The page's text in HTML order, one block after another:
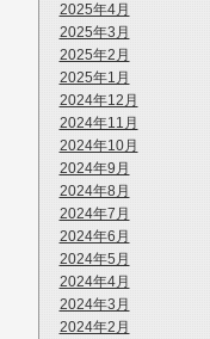
2025年4月
2025年3月
2025年2月
2025年1月
2024年12月
2024年11月
2024年10月
2024年9月
2024年8月
2024年7月
2024年6月
2024年5月
2024年4月
2024年3月
2024年2月